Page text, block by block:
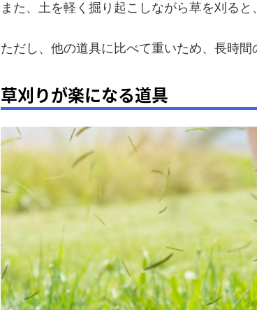
また、土を軽く掘り起こしながら草を刈る
ただし、他の道具に比べて重いため、長時間
草刈りが楽になる道具